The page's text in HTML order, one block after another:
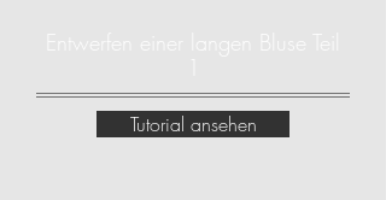
Entwerfen einer langen Bluse Teil
Tutorial ansehen